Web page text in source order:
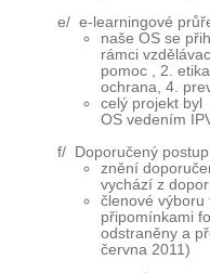
e/ e-learningové
naše OS se
rámci
pomoc , 2.
ochrana, 4.
celý projekt byl
OS vedením
f/ Doporučený
znění
vychází z
členové výboru
připomínkami
odstraněny a
června 2011)